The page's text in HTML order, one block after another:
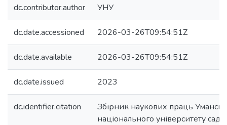
dc.contributor.author УНУ
dc.date.accessioned 2026-03-26T09:54:51Z
dc.date.available 2026-03-26T09:54:51Z
dc.date.issued 2023
dc.identifier.citation
Збірник наукових праць
національного університету